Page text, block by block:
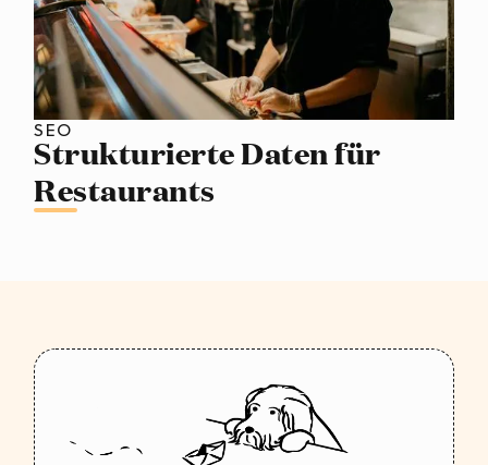
SEO
Strukturierte Daten für
Restaurants